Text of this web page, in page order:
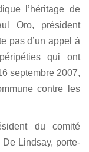
l’héritage de
Oro, président
pas d’un appel à
qui ont
septembre 2007,
contre les
du comité
Lindsay, porte-